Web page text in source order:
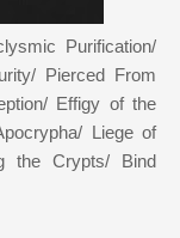
Purification/
Pierced From
Effigy of the
Liege of
the Crypts/ Bind